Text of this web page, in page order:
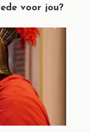
voor jou?